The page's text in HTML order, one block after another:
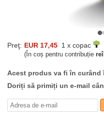
Preţ: EUR 17,45 1 x copac
(În coș pentru contribuție
Acest produs va fi în curând
Doriți să primiți un e-mail